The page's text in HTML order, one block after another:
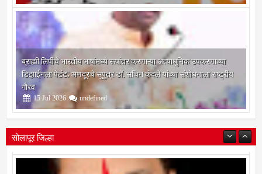
19 Jul 2026 undefined
ब्राह्मी लिपीचे भारतीय भाषांमध्ये रूपांतर करणाऱ्या अत्याधुनिक उपकरणाच्या
डिझाईनला पेटंट; अणदूरचे सुपुत्र डॉ. सचिन कंदले यांच्या संशोधनाला राष्ट्रीय
गौरव
15 Jul 2026 undefined
सोलापूर जिल्हा